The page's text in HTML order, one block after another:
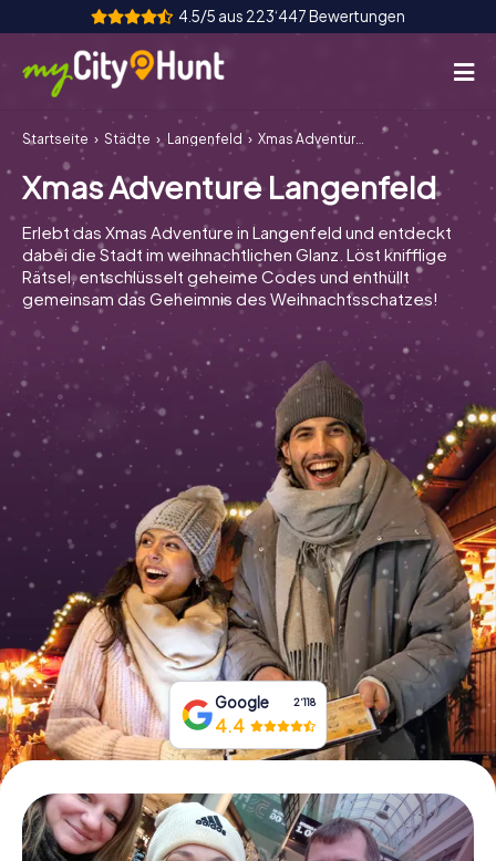
4.5/5 aus 223‘447 Bewertungen
So funktioniert's
Städte
Touren
Teamevent
Tickets
INT AT CH
DE
ES
FR UK
IT
NL
Tickets buchen
Gutscheine bestellen
Startseite Städte Langenfeld Xmas Adventure Langenfeld
Xmas Adventure Langenfeld
Erlebt das Xmas Adventure in Langenfeld und entdeckt
dabei die Stadt im weihnachtlichen Glanz. Löst knifflige
Rätsel, entschlüsselt geheime Codes und enthüllt
gemeinsam das Geheimnis des Weihnachtsschatzes!
Google 2‘118
4.4